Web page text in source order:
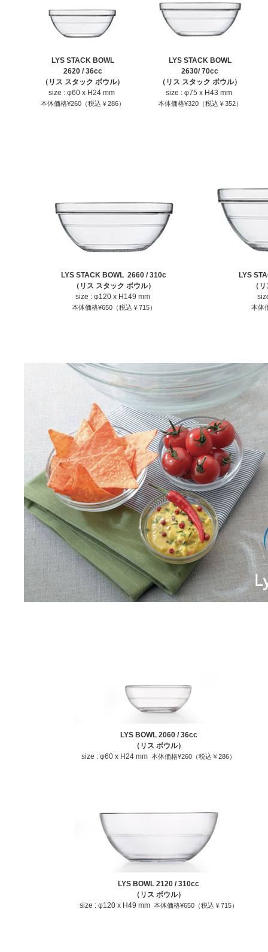
LYS STACK BOWL
2620 / 36cc
（リス スタック ボウル）
size : φ60 x H24 mm
本体価格¥260（税込￥286）
LYS STACK BOWL
2630/ 70cc
（リス スタック ボウル）
size : φ75 x H43 mm
本体価格¥320（税込￥352）
LYS STACK BOWL 2660 / 310c
（リス スタック ボウル）
size : φ120 x H149 mm
本体価格¥650（税込￥715）
LYS
（
本体
LYS BOWL 2060 / 36cc
（リス ボウル）
size : φ60 x H24 mm 本体価格¥260（税込￥286）
LYS BOWL 2120 / 310cc
（リス ボウル）
size : φ120 x H49 mm 本体価格¥650（税込￥715）